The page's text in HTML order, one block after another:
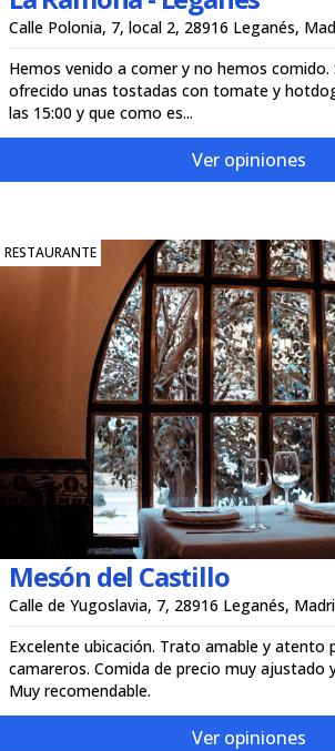
Calle Polonia, 7, local 2, 28916 Leganés,
Hemos venido a comer y no hemos comido.
ofrecido unas tostadas con tomate y
las 15:00 y que como es...
Ver opiniones
RESTAURANTE
Mesón del Castillo
Calle de Yugoslavia, 7, 28916 Leganés,
Excelente ubicación. Trato amable y atento
camareros. Comida de precio muy ajustado
Muy recomendable.
Ver opiniones